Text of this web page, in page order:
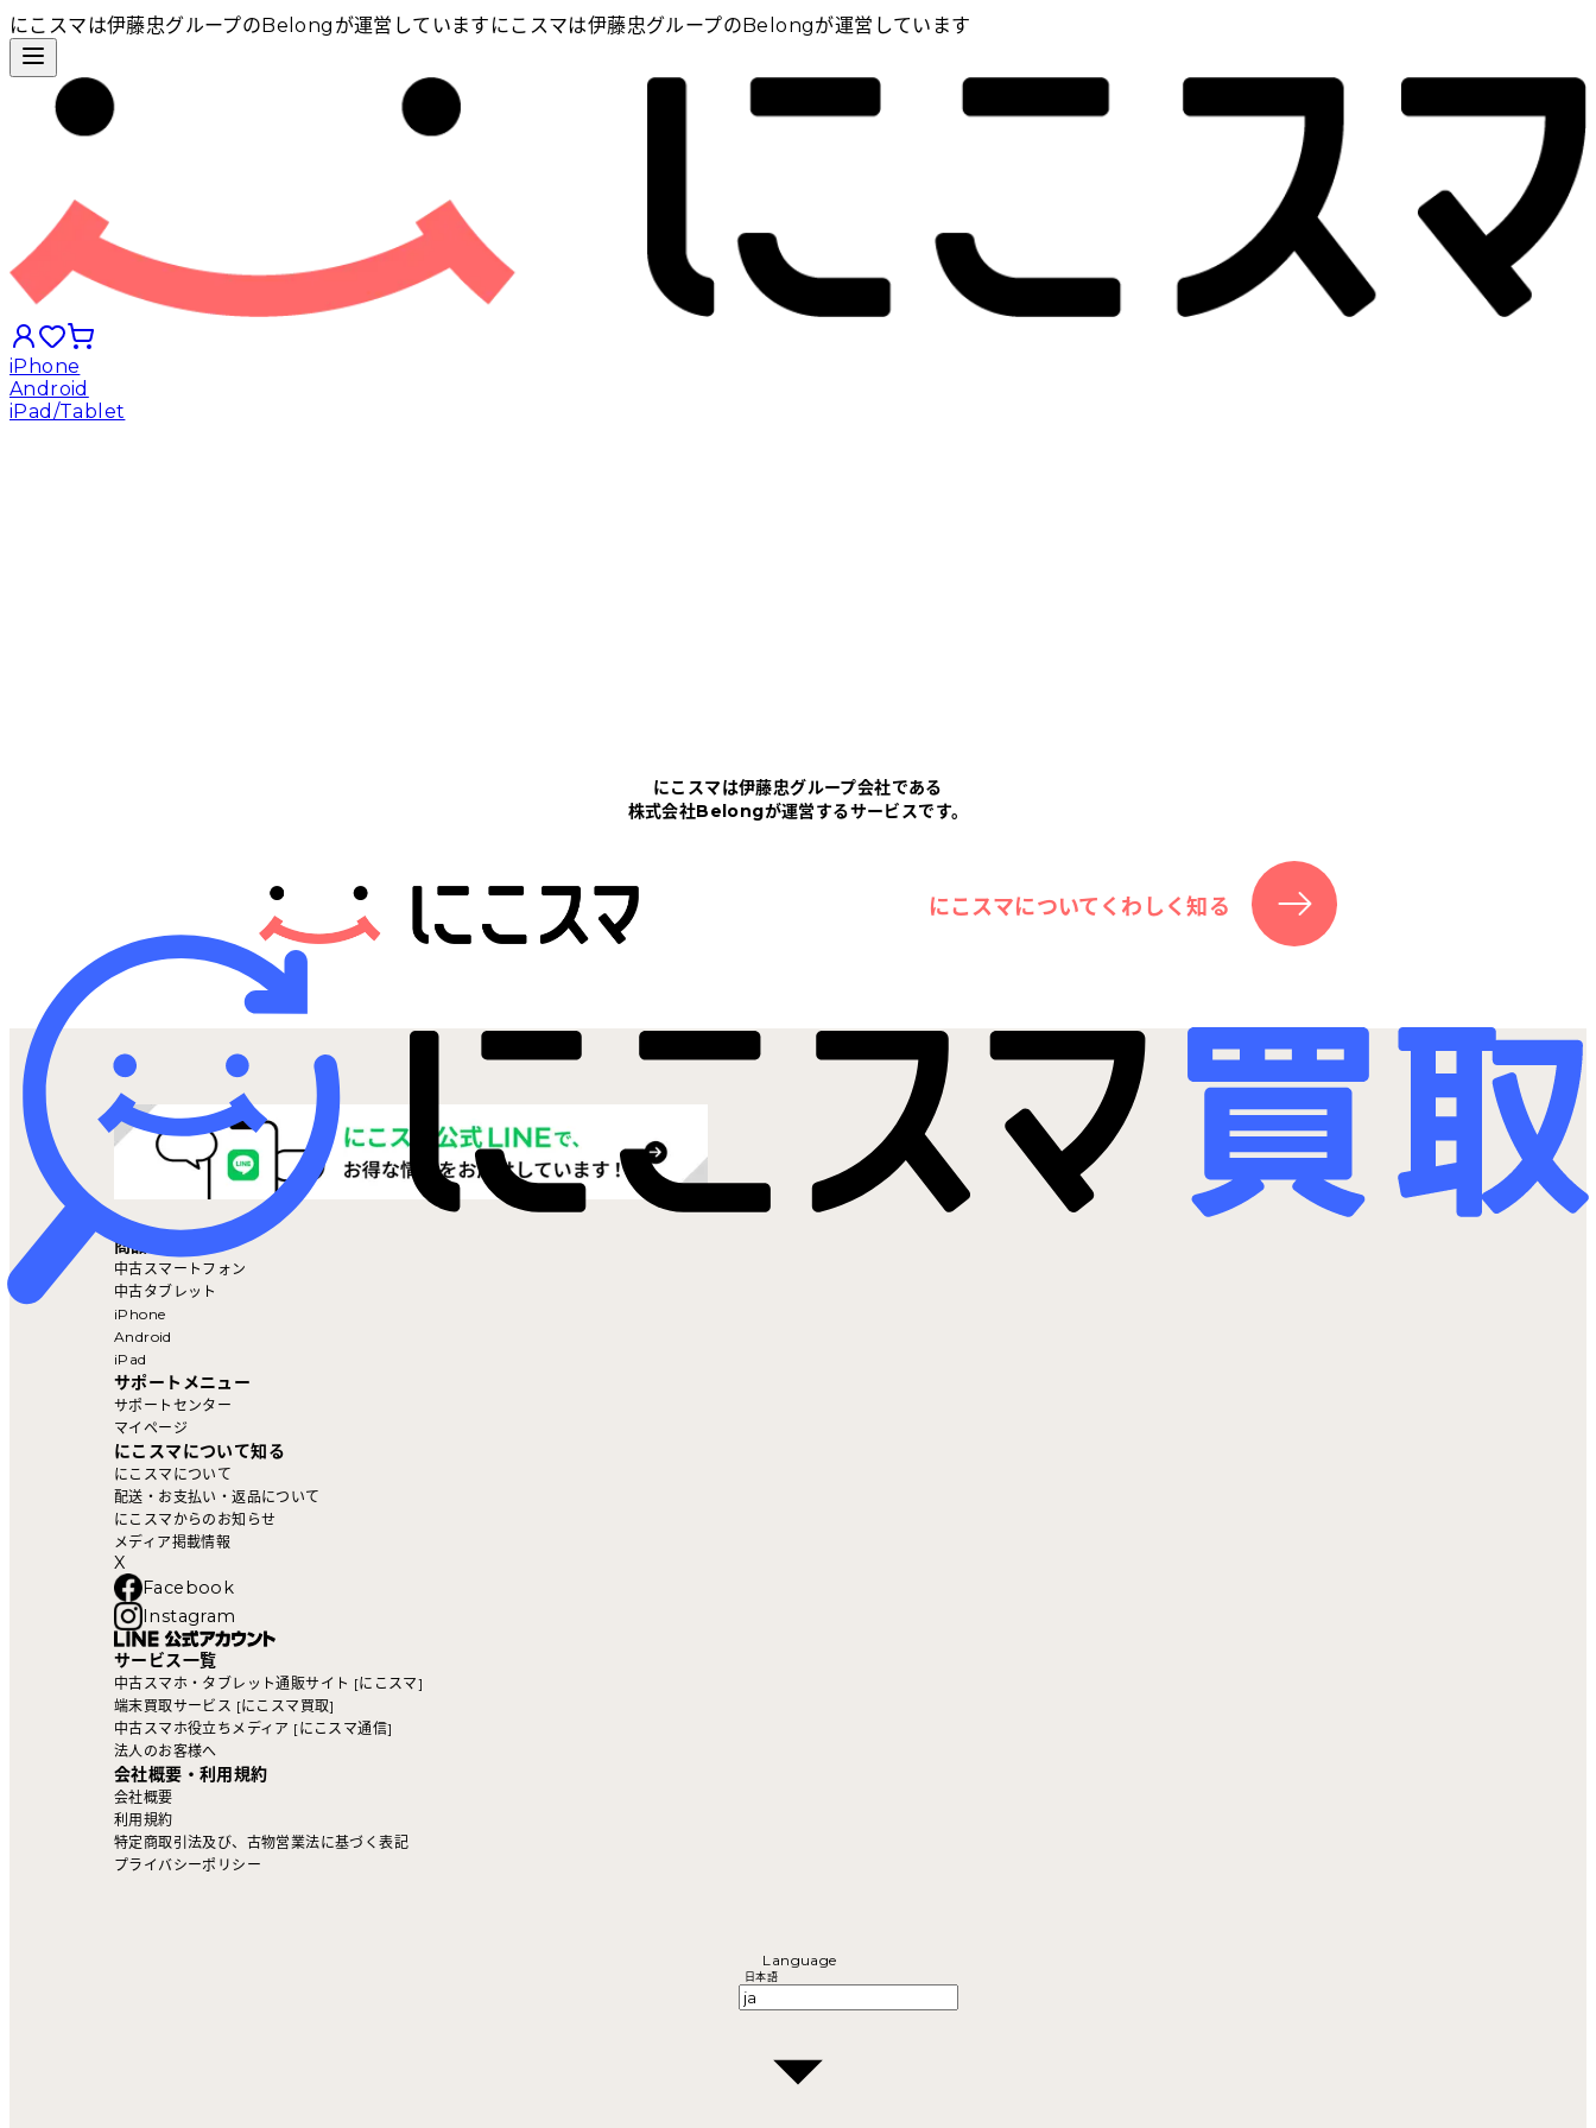
にこスマは伊藤忠グループのBelongが運営しています にこスマは伊藤忠グループのBelongが運営しています
iPhone
Android
iPad/Tablet
ニュース
にこスマ通信
マイページ
にこスマは伊藤忠グループ会社である
株式会社Belongが運営するサービスです。
にこスマについてくわしく知る
商品を探す
中古スマートフォン
中古タブレット
iPhone
Android
iPad
サポートメニュー
サポートセンター
マイページ
にこスマについて知る
にこスマについて
配送・お支払い・返品について
にこスマからのお知らせ
メディア掲載情報
X
Facebook
Instagram
サービス一覧
中古スマホ・タブレット通販サイト [にこスマ]
端末買取サービス [にこスマ買取]
中古スマホ役立ちメディア [にこスマ通信]
法人のお客様へ
会社概要・利用規約
会社概要
利用規約
特定商取引法及び、古物営業法に基づく表記
プライバシーポリシー
Language
日本語